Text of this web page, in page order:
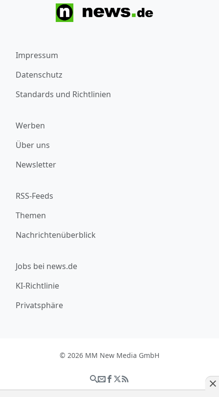
Impressum
Datenschutz
Standards und Richtlinien
Werben
Über uns
Newsletter
RSS-Feeds
Themen
Nachrichtenüberblick
Jobs bei news.de
KI-Richtlinie
Privatsphäre
© 2026 MM New Media GmbH